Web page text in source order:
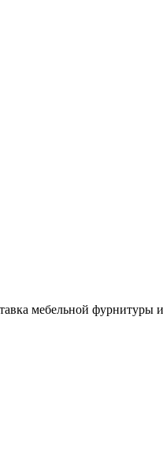
мебельной фурнитуры и